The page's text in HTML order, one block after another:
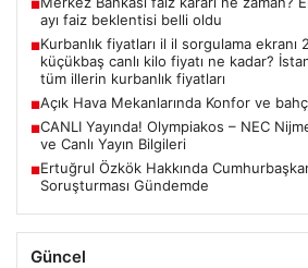
■
ayı faiz beklentisi belli oldu
■Kurbanlık fiyatları il il sorgulama
küçükbaş canlı kilo fiyatı ne kadar?
tüm illerin kurbanlık fiyatları
■Açık Hava Mekanlarında Konfor ve
■CANLI Yayında! Olympiakos – NEC
ve Canlı Yayın Bilgileri
■Ertuğrul Özkök Hakkında
Soruşturması Gündemde
Güncel